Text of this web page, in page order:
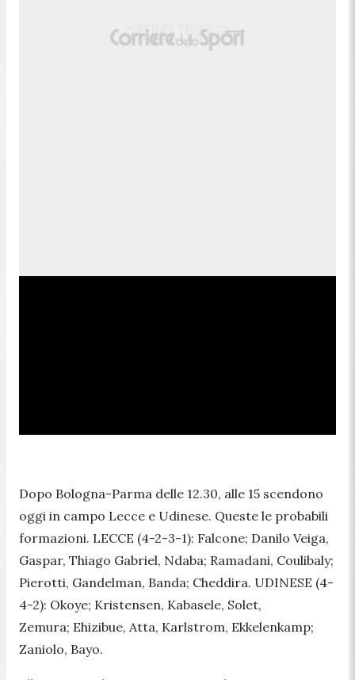
Dopo Bologna-Parma delle 12.30, alle 15 scendono
oggi in campo Lecce e Udinese. Queste le probabili
formazioni. LECCE (4-2-3-1): Falcone; Danilo Veiga,
Gaspar, Thiago Gabriel, Ndaba; Ramadani, Coulibaly;
Pierotti, Gandelman, Banda; Cheddira. UDINESE (4-
4-2): Okoye; Kristensen, Kabasele, Solet,
Zemura; Ehizibue, Atta, Karlstrom, Ekkelenkamp;
Zaniolo, Bayo.